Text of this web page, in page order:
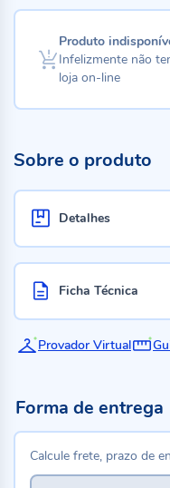
Produto
Infelizmente não
loja on-line
Sobre o produto
Detalhes
Ficha Técnica
Provador Virtual
Forma de entrega
Calcule frete, prazo de